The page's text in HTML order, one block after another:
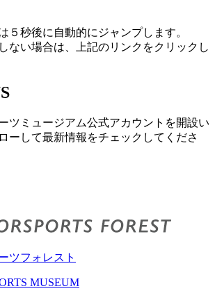
５秒後に自動的にジャンプします。
ない場合は、上記のリンクをクリックし
ツミュージアム公式アカウントを開設い
ーして最新情報をチェックしてくださ
ツフォレスト